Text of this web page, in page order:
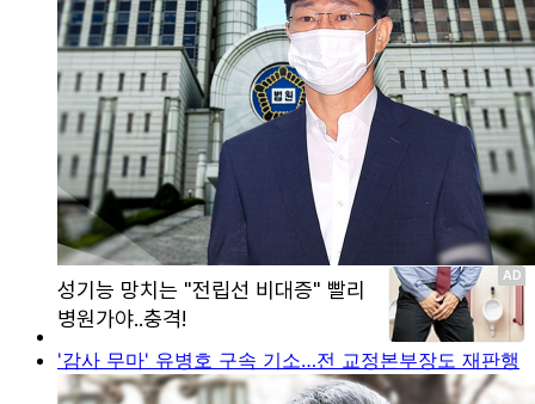
'감사 무마' 유병호 구속 기소…전 교정본부장도 재판행